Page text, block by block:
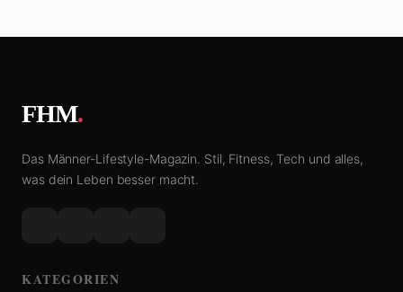
FHM.
Das Männer-Lifestyle-Magazin. Stil, Fitness, Tech und alles,
was dein Leben besser macht.
KATEGORIEN